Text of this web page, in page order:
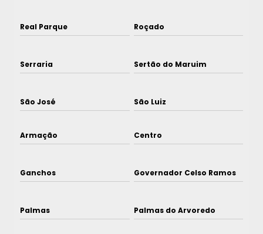
Real Parque Roçado
Serraria Sertão do Maruim
São José São Luiz
Armação Centro
Ganchos Governador Celso Ramos
Palmas Palmas do Arvoredo